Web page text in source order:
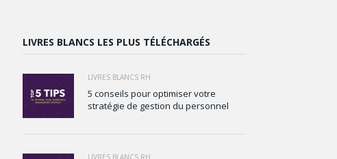
LIVRES BLANCS LES PLUS TÉLÉCHARGÉS
LIVRES BLANCS RH
5 conseils pour optimiser votre
stratégie de gestion du personnel